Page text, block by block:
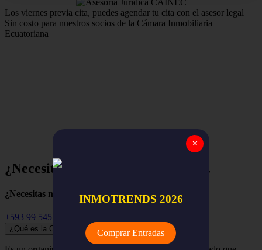
Los viernes previa cita, puedes agendar tu cita con el asesor legal
Sin costo para nuestros socios de la Cámara Inmobiliaria
Ecuatoriana
¿Necesitas ayuda? Empieza aquí...
¿Necesitas más información?
+593 99 545 3741
¿Qué es la Cámara Inmobiliaria Ecuatoriana?
✕
INMOTRENDS 2026
Comprar Entradas